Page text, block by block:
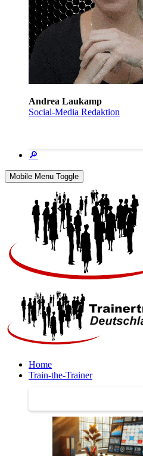
Andrea Laukamp
Social-Media Redaktion
🔎
Mobile Menu Toggle
Home
Train-the-Trainer